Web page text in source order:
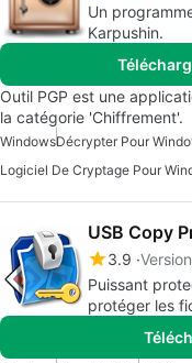
Un
Karpushin.
Outil PGP est une
la catégorie 'Chiffrement'.
WindowsDécrypter Pour
Logiciel De Cryptage Pour
USB Copy
3.9
Puissant
protéger les